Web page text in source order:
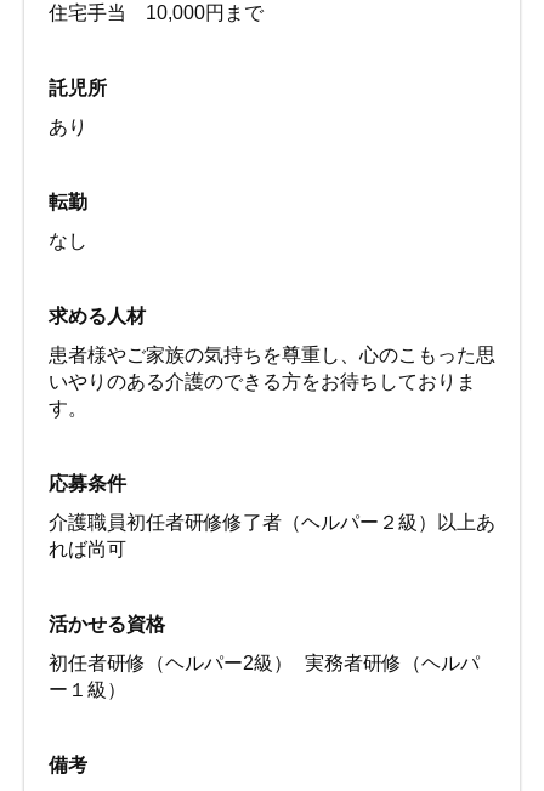
住宅手当 10,000円まで
託児所
あり
転勤
なし
求める人材
患者様やご家族の気持ちを尊重し、心のこもった思
いやりのある介護のできる方をお待ちしておりま
す。
応募条件
介護職員初任者研修修了者（ヘルパー２級）以上あ
れば尚可
活かせる資格
初任者研修（ヘルパー2級）
実務者研修（ヘルパ
ー１級）
備考